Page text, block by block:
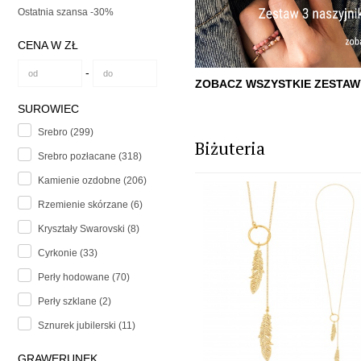
Ostatnia szansa -30%
CENA W ZŁ
-
SUROWIEC
Srebro (299)
Srebro pozłacane (318)
Kamienie ozdobne (206)
Rzemienie skórzane (6)
Kryształy Swarovski (8)
Cyrkonie (33)
Perły hodowane (70)
Perły szklane (2)
Sznurek jubilerski (11)
ZOBACZ WSZYSTKIE
Biżuteria